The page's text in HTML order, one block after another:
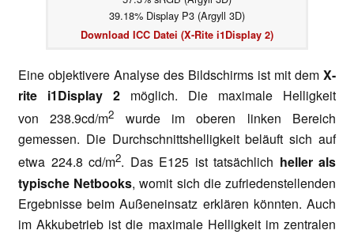
39.18% Display P3 (Argyll 3D)
Download ICC Datei (X-Rite i1Display 2)
Eine objektivere Analyse des Bildschirms ist mit dem X-
rite i1Display 2 möglich. Die maximale Helligkeit
von
238.9cd/m2
wurde im oberen linken Bereich
gemessen. Die Durchschnittshelligkeit beläuft sich auf
etwa 224.8 cd/m2. Das E125 ist tatsächlich heller als
typische Netbooks, womit sich die zufriedenstellenden
Ergebnisse beim Außeneinsatz erklären könnten. Auch
im Akkubetrieb ist die maximale Helligkeit im zentralen